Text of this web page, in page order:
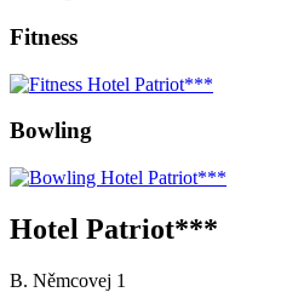
Fitness
Bowling
Hotel Patriot***
B. Němcovej 1